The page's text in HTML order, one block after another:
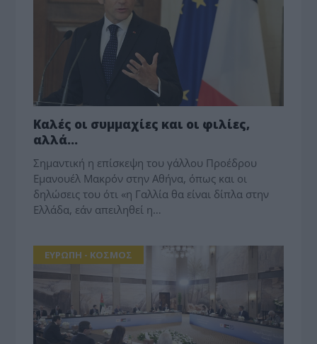
Καλές οι συμμαχίες και οι φιλίες,
αλλά…
Σημαντική η επίσκεψη του γάλλου Προέδρου
Εμανουέλ Μακρόν στην Αθήνα, όπως και οι
δηλώσεις του ότι «η Γαλλία θα είναι δίπλα στην
Ελλάδα, εάν απειληθεί η…
ΕΥΡΩΠΗ - ΚΟΣΜΟΣ